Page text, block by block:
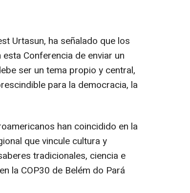
Urtasun, ha señalado que los
Conferencia de enviar un
ser un tema propio y central,
para la democracia, la
han coincidido en la
que vincule cultura y
tradicionales, ciencia e
la COP30 de Belém do Pará